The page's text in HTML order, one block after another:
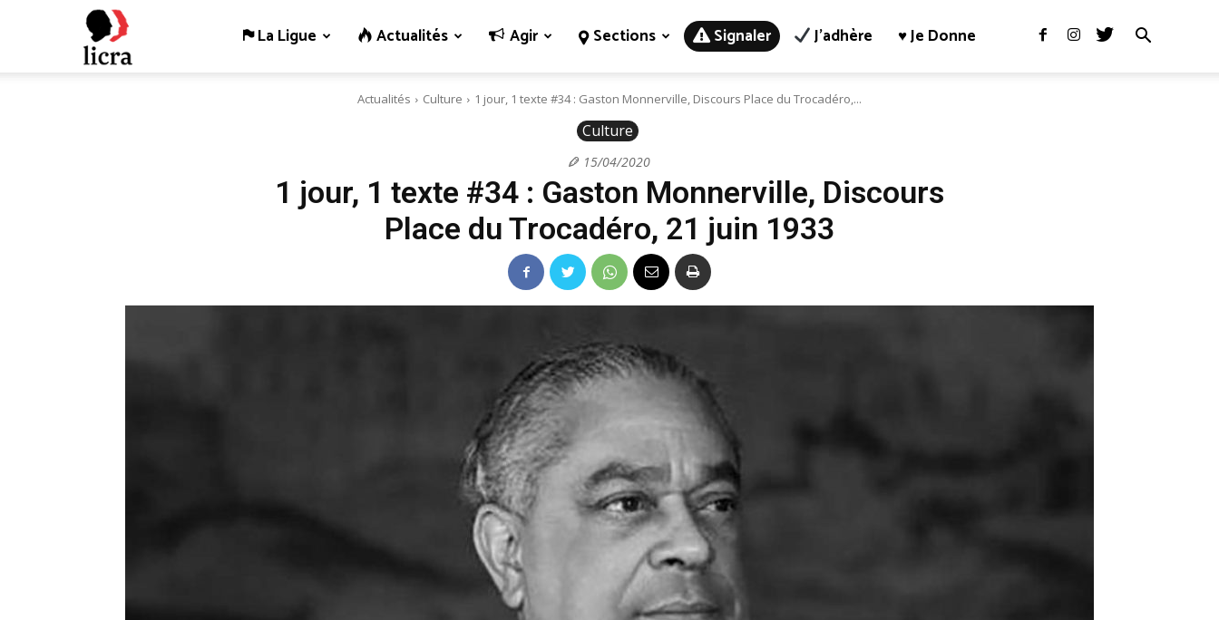
La Ligue Actualités Agir Sections Signaler J’adhère ♥ Je Donne
Actualités Culture 1 jour, 1 texte #34 : Gaston Monnerville, Discours Place du Trocadéro,...
Culture
15/04/2020
1 jour, 1 texte #34 : Gaston Monnerville, Discours
Place du Trocadéro, 21 juin 1933